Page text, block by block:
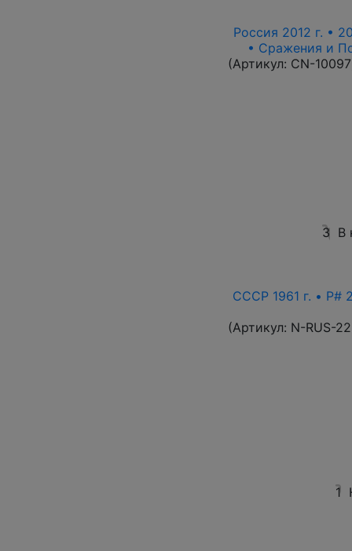
Россия 2012 г. •
• Сражения и
(Артикул: CN-10097
3 В
СССР 1961 г. • P#
(Артикул: N-RUS-
1